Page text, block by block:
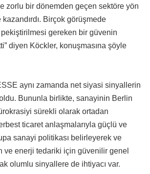
zorlu bir dönemden geçen sektöre yön
Birçok görüşmede
pekiştirilmesi gereken bir güvenin
diyen Köckler, konuşmasına şöyle
aynı zamanda net siyasi sinyallerin
Bununla birlikte, sanayinin Berlin
sürekli olarak ortadan
ticaret anlaşmalarıyla güçlü ve
sanayi politikası belirleyerek ve
ve enerji tedariki için güvenilir genel
olumlu sinyallere de ihtiyacı var.